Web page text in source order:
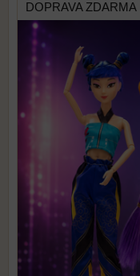
DOPRAVA ZDARMA